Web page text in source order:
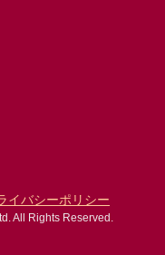
イバシーポリシー
All Rights Reserved.